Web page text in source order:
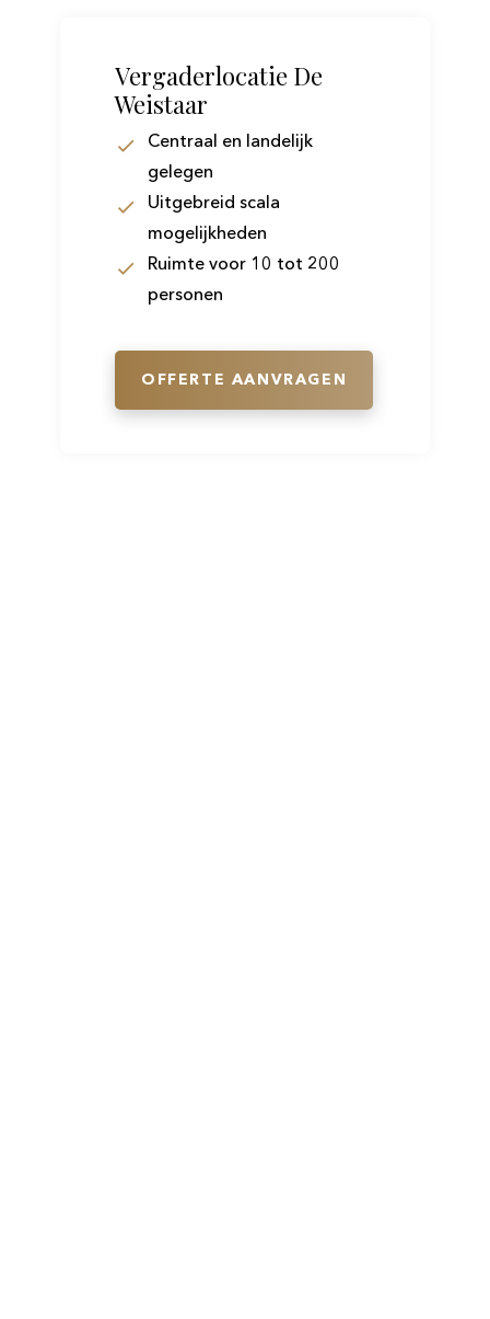
Vergaderlocatie De
Weistaar
Centraal en landelijk
gelegen
Uitgebreid scala
mogelijkheden
Ruimte voor 10 tot 200
personen
OFFERTE AANVRAGEN